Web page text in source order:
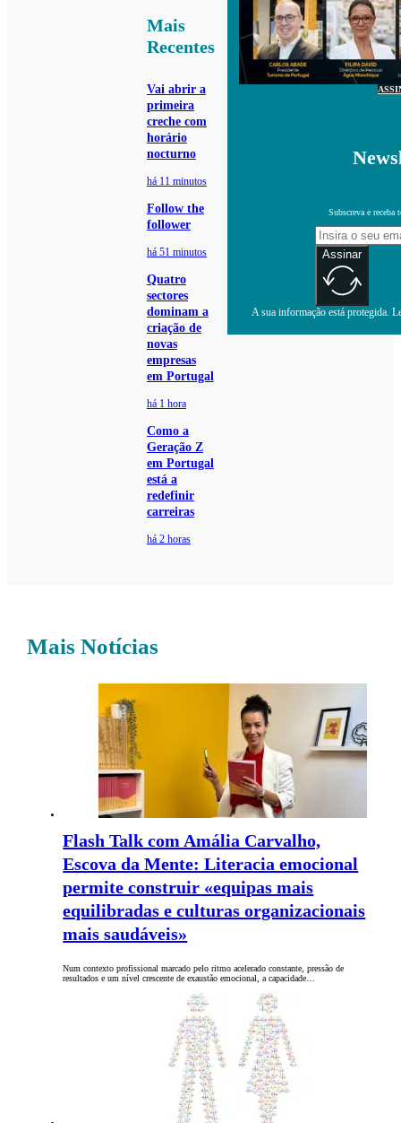
Mais
Recentes
Vai abrir a
primeira
creche com
horário
nocturno
há 11 minutos
Follow the
follower
há 51 minutos
Quatro
sectores
dominam a
criação de
novas
empresas
em Portugal
há 1 hora
Como a
Geração Z
em Portugal
está a
redefinir
carreiras
há 2 horas
Subscreva e receba
Assinar
A sua informação está protegida.
Mais Notícias
Flash Talk com Amália Carvalho,
Escova da Mente: Literacia emocional
permite construir «equipas mais
equilibradas e culturas organizacionais
mais saudáveis»
Num contexto profissional marcado pelo ritmo acelerado constante, pressão de
resultados e um nível crescente de exaustão emocional, a capacidade…